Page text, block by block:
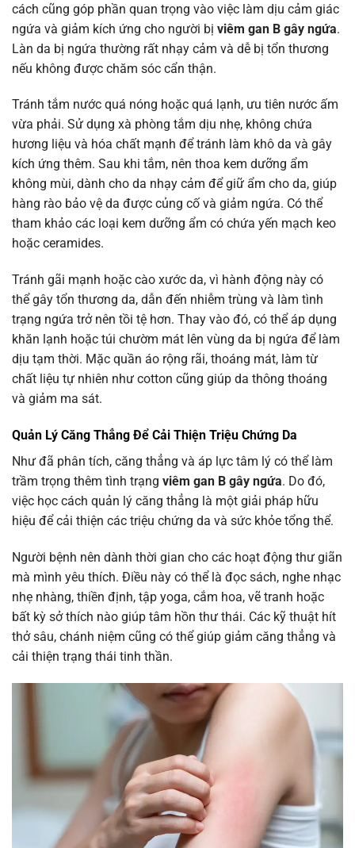
cách cũng góp phần quan trọng vào việc làm dịu cảm giác
ngứa và giảm kích ứng cho người bị viêm gan B gây ngứa.
Làn da bị ngứa thường rất nhạy cảm và dễ bị tổn thương
nếu không được chăm sóc cẩn thận.
Tránh tắm nước quá nóng hoặc quá lạnh, ưu tiên nước ấm
vừa phải. Sử dụng xà phòng tắm dịu nhẹ, không chứa
hương liệu và hóa chất mạnh để tránh làm khô da và gây
kích ứng thêm. Sau khi tắm, nên thoa kem dưỡng ẩm
không mùi, dành cho da nhạy cảm để giữ ẩm cho da, giúp
hàng rào bảo vệ da được củng cố và giảm ngứa. Có thể
tham khảo các loại kem dưỡng ẩm có chứa yến mạch keo
hoặc ceramides.
Tránh gãi mạnh hoặc cào xước da, vì hành động này có
thể gây tổn thương da, dẫn đến nhiễm trùng và làm tình
trạng ngứa trở nên tồi tệ hơn. Thay vào đó, có thể áp dụng
khăn lạnh hoặc túi chườm mát lên vùng da bị ngứa để làm
dịu tạm thời. Mặc quần áo rộng rãi, thoáng mát, làm từ
chất liệu tự nhiên như cotton cũng giúp da thông thoáng
và giảm ma sát.
Quản Lý Căng Thẳng Để Cải Thiện Triệu Chứng Da
Như đã phân tích, căng thẳng và áp lực tâm lý có thể làm
trầm trọng thêm tình trạng viêm gan B gây ngứa. Do đó,
việc học cách quản lý căng thẳng là một giải pháp hữu
hiệu để cải thiện các triệu chứng da và sức khỏe tổng thể.
Người bệnh nên dành thời gian cho các hoạt động thư giãn
mà mình yêu thích. Điều này có thể là đọc sách, nghe nhạc
nhẹ nhàng, thiền định, tập yoga, cắm hoa, vẽ tranh hoặc
bất kỳ sở thích nào giúp tâm hồn thư thái. Các kỹ thuật hít
thở sâu, chánh niệm cũng có thể giúp giảm căng thẳng và
cải thiện trạng thái tinh thần.